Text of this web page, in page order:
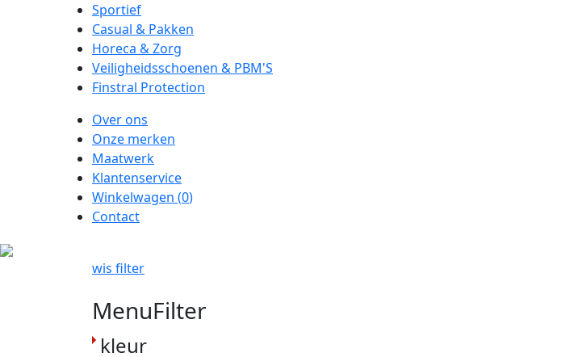
Sportief
Casual & Pakken
Horeca & Zorg
Veiligheidsschoenen & PBM'S
Finstral Protection
Over ons
Onze merken
Maatwerk
Klantenservice
Winkelwagen (0)
Contact
wis filter
MenuFilter
kleur